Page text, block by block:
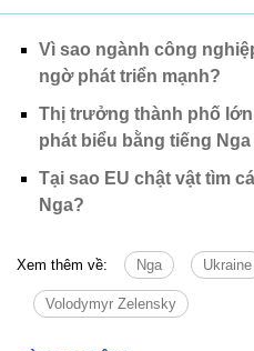
Vì sao ngành công
ngờ phát triển mạnh?
Thị trưởng thành phố
phát biểu bằng tiếng Nga
Tại sao EU chật vật tìm
Nga?
Xem thêm về: Nga Ukraine
Volodymyr Zelensky